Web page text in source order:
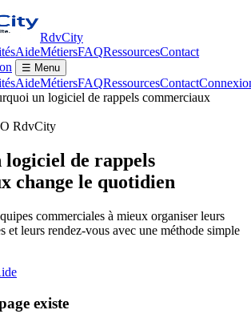
RdvCity
AideMétiersFAQRessourcesContact
☰ Menu
AideMétiersFAQRessourcesContact
un logiciel de rappels commerciaux
RdvCity
de rappels
change le quotidien
commerciales à mieux organiser leurs
et leurs rendez-vous avec une méthode simple
existe